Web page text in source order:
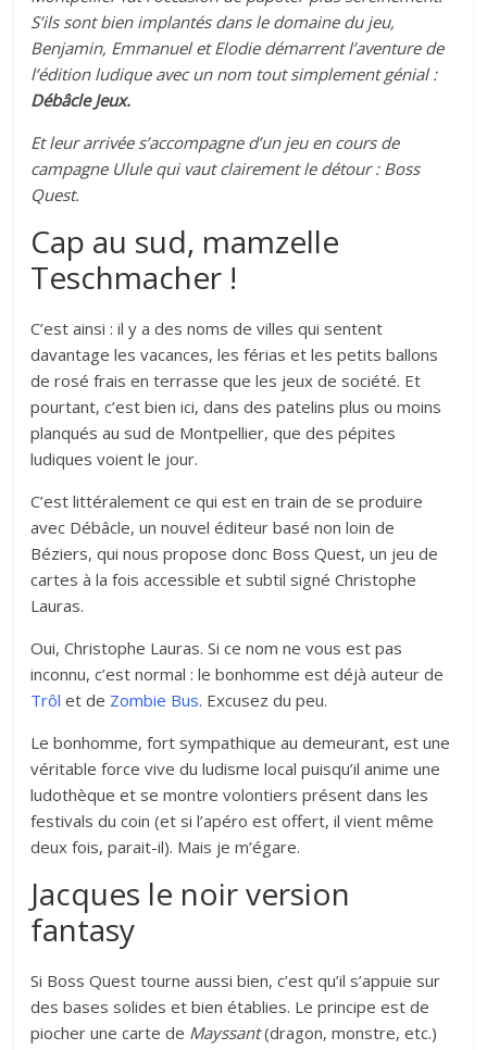
S’ils sont bien implantés dans le domaine du jeu,
Benjamin, Emmanuel et Elodie démarrent l’aventure de
l’édition ludique avec un nom tout simplement génial :
Débâcle Jeux.
Et leur arrivée s’accompagne d’un jeu en cours de
campagne Ulule qui vaut clairement le détour : Boss
Quest.
Cap au sud, mamzelle
Teschmacher !
C’est ainsi : il y a des noms de villes qui sentent
davantage les vacances, les férias et les petits ballons
de rosé frais en terrasse que les jeux de société. Et
pourtant, c’est bien ici, dans des patelins plus ou moins
planqués au sud de Montpellier, que des pépites
ludiques voient le jour.
C’est littéralement ce qui est en train de se produire
avec Débâcle, un nouvel éditeur basé non loin de
Béziers, qui nous propose donc Boss Quest, un jeu de
cartes à la fois accessible et subtil signé Christophe
Lauras.
Oui, Christophe Lauras. Si ce nom ne vous est pas
inconnu, c’est normal : le bonhomme est déjà auteur de
Trôl et de Zombie Bus. Excusez du peu.
Le bonhomme, fort sympathique au demeurant, est une
véritable force vive du ludisme local puisqu’il anime une
ludothèque et se montre volontiers présent dans les
festivals du coin (et si l’apéro est offert, il vient même
deux fois, parait-il). Mais je m’égare.
Jacques le noir version
fantasy
Si Boss Quest tourne aussi bien, c’est qu’il s’appuie sur
des bases solides et bien établies. Le principe est de
piocher une carte de Mayssant(dragon, monstre, etc.)